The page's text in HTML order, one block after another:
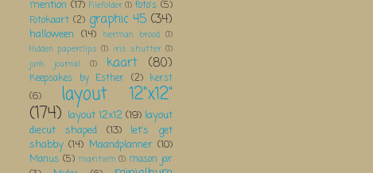
mention (17) Filefolder (1) foto's (5)
Fotokaart (2) graphic 45 (34)
halloween (14) herman brood (1)
Hidden paperclips (1) iris shutter (1)
junk journal
(1) kaart (80)
Keepsakes by Esther (2) kerst
(6)
layout 12"x12"
(174) layout 12x12 (19) layout
diecut shaped
(13)
let's get
shabby (14) Maandplanner (10)
Manus (5) maritiem (1) mason jar